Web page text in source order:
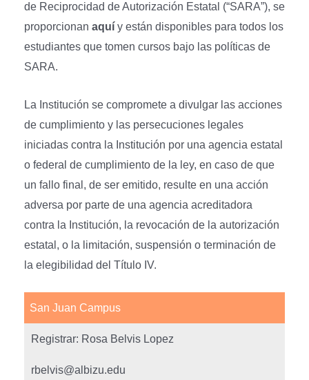
de Reciprocidad de Autorización Estatal (“SARA”), se
proporcionan aquí y están disponibles para todos los
estudiantes que tomen cursos bajo las políticas de
SARA.
La Institución se compromete a divulgar las acciones
de cumplimiento y las persecuciones legales
iniciadas contra la Institución por una agencia estatal
o federal de cumplimiento de la ley, en caso de que
un fallo final, de ser emitido, resulte en una acción
adversa por parte de una agencia acreditadora
contra la Institución, la revocación de la autorización
estatal, o la limitación, suspensión o terminación de
la elegibilidad del Título IV.
San Juan Campus
Registrar: Rosa Belvis Lopez
rbelvis@albizu.edu